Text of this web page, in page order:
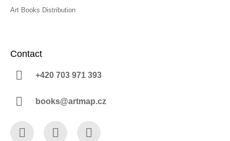
Art Books Distribution
Contact
+420 703 971 393
books@artmap.cz